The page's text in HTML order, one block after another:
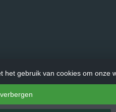
gebruik van cookies om onze